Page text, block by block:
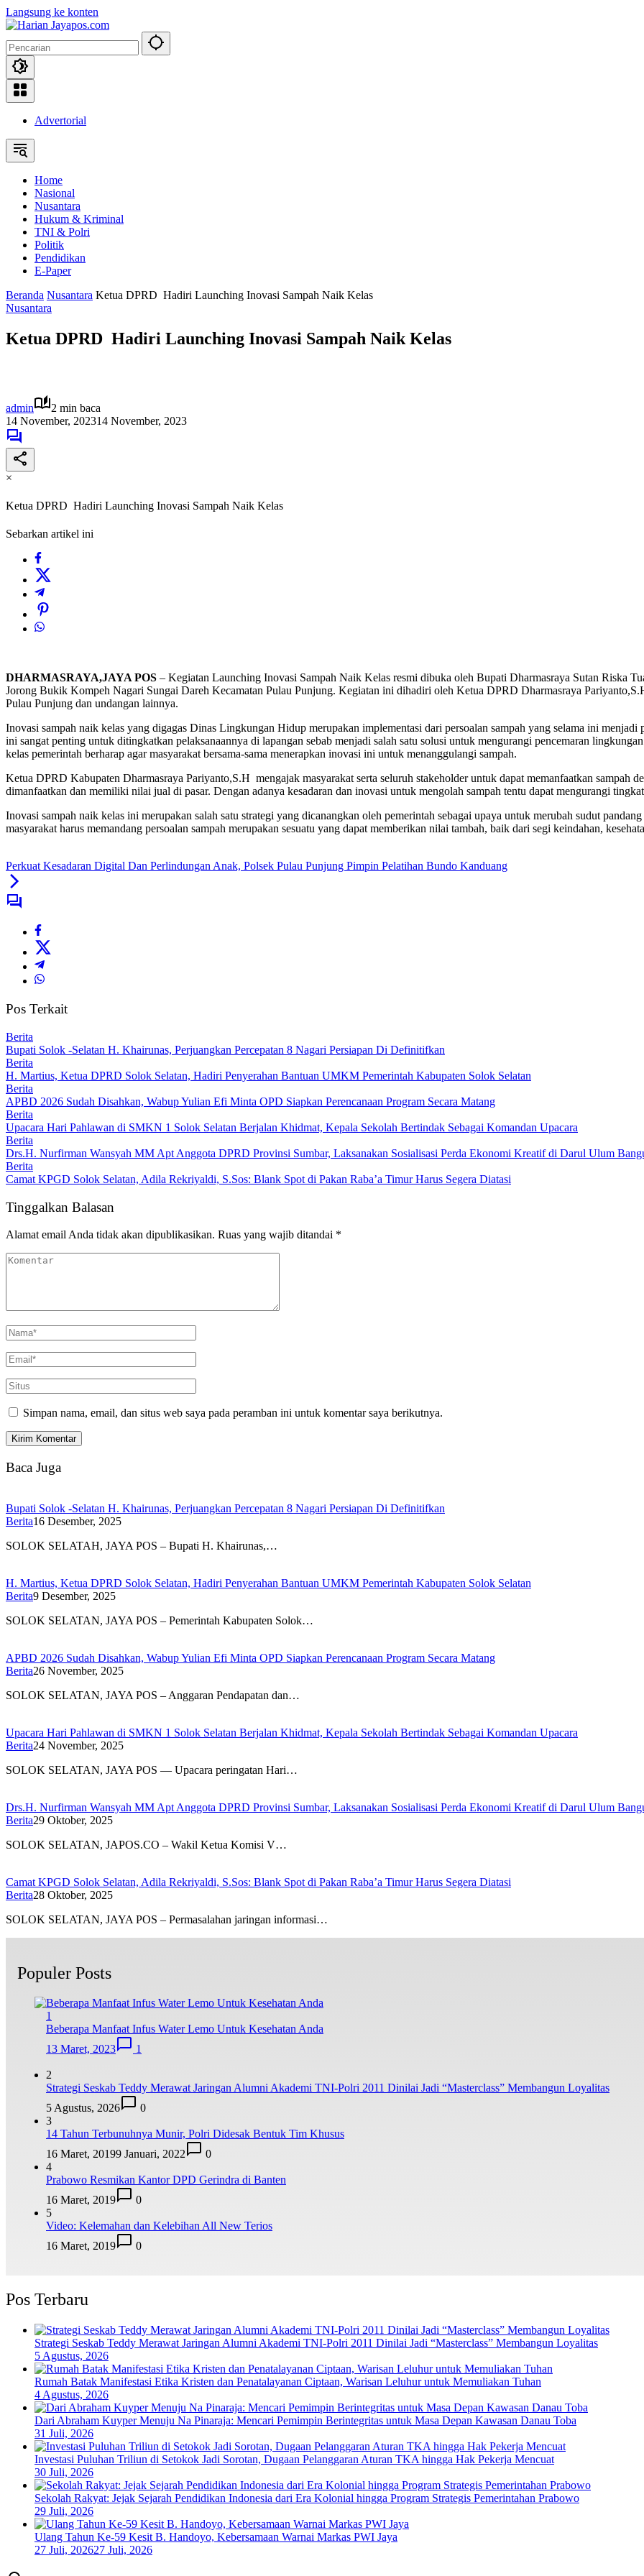
Langsung ke konten
Advertorial
Home
Nasional
Nusantara
Hukum & Kriminal
TNI & Polri
Politik
Pendidikan
E-Paper
Beranda Nusantara Ketua DPRD Hadiri Launching Inovasi Sampah Naik Kelas
Nusantara
Ketua DPRD Hadiri Launching Inovasi Sampah Naik Kelas
admin
2 min baca
14 November, 202314 November, 2023
×
Ketua DPRD Hadiri Launching Inovasi Sampah Naik Kelas
Sebarkan artikel ini
DHARMASRAYA,JAYA POS – Kegiatan Launching Inovasi Sampah Naik Kelas resmi dibuka oleh Bupati Dharmasraya Sutan Riska
Jorong Bukik Kompeh Nagari Sungai Dareh Kecamatan Pulau Punjung. Kegiatan ini dihadiri oleh Ketua DPRD Dharmasraya
Pulau Punjung dan undangan lainnya.
Inovasi sampah naik kelas yang digagas Dinas Lingkungan Hidup merupakan implementasi dari persoalan sampah yang selama ini
ini sangat penting untuk ditingkatkan pelaksanaannya di lapangan sebab menjadi salah satu solusi untuk mengurangi pencemaran
kelas pemerintah berharap agar masyarakat bersama-sama menerapkan inovasi ini untuk menanggulangi sampah.
Ketua DPRD Kabupaten Dharmasraya Pariyanto,S.H mengajak masyarakat serta seluruh stakeholder untuk dapat memanfaatkan sampah
dimanfaatkan dan memiliki nilai jual di pasar. Dengan adanya kesadaran dan inovasi untuk mengolah sampah tentu dapat mengurangi
Inovasi sampah naik kelas ini merupakan salah satu strategi yang dicanangkan oleh pemerintah sebagai upaya untuk merubah sudut
masyarakat harus memandang persoalan sampah merupakan sesuatu yang dapat memberikan nilai tambah, baik dari segi keindahan,
Perkuat Kesadaran Digital Dan Perlindungan Anak, Polsek Pulau Punjung Pimpin Pelatihan Bundo Kanduang
Pos Terkait
Berita
Bupati Solok -Selatan H. Khairunas, Perjuangkan Percepatan 8 Nagari Persiapan Di Definitifkan
Berita
H. Martius, Ketua DPRD Solok Selatan, Hadiri Penyerahan Bantuan UMKM Pemerintah Kabupaten Solok Selatan
Berita
APBD 2026 Sudah Disahkan, Wabup Yulian Efi Minta OPD Siapkan Perencanaan Program Secara Matang
Berita
Upacara Hari Pahlawan di SMKN 1 Solok Selatan Berjalan Khidmat, Kepala Sekolah Bertindak Sebagai Komandan Upacara
Berita
Drs.H. Nurfirman Wansyah MM Apt Anggota DPRD Provinsi Sumbar, Laksanakan Sosialisasi Perda Ekonomi Kreatif di Darul Ulum
Berita
Camat KPGD Solok Selatan, Adila Rekriyaldi, S.Sos: Blank Spot di Pakan Raba’a Timur Harus Segera Diatasi
Tinggalkan Balasan
Alamat email Anda tidak akan dipublikasikan. Ruas yang wajib ditandai *
Simpan nama, email, dan situs web saya pada peramban ini untuk komentar saya berikutnya.
Baca Juga
Bupati Solok -Selatan H. Khairunas, Perjuangkan Percepatan 8 Nagari Persiapan Di Definitifkan
Berita16 Desember, 2025
SOLOK SELATAH, JAYA POS – Bupati H. Khairunas,…
H. Martius, Ketua DPRD Solok Selatan, Hadiri Penyerahan Bantuan UMKM Pemerintah Kabupaten Solok Selatan
Berita9 Desember, 2025
SOLOK SELATAN, JAYA POS – Pemerintah Kabupaten Solok…
APBD 2026 Sudah Disahkan, Wabup Yulian Efi Minta OPD Siapkan Perencanaan Program Secara Matang
Berita26 November, 2025
SOLOK SELATAN, JAYA POS – Anggaran Pendapatan dan…
Upacara Hari Pahlawan di SMKN 1 Solok Selatan Berjalan Khidmat, Kepala Sekolah Bertindak Sebagai Komandan Upacara
Berita24 November, 2025
SOLOK SELATAN, JAYA POS — Upacara peringatan Hari…
Drs.H. Nurfirman Wansyah MM Apt Anggota DPRD Provinsi Sumbar, Laksanakan Sosialisasi Perda Ekonomi Kreatif di Darul Ulum
Berita29 Oktober, 2025
SOLOK SELATAN, JAPOS.CO – Wakil Ketua Komisi V…
Camat KPGD Solok Selatan, Adila Rekriyaldi, S.Sos: Blank Spot di Pakan Raba’a Timur Harus Segera Diatasi
Berita28 Oktober, 2025
SOLOK SELATAN, JAYA POS – Permasalahan jaringan informasi…
Populer Posts
1
Beberapa Manfaat Infus Water Lemo Untuk Kesehatan Anda
13 Maret, 2023
1
2
Strategi Seskab Teddy Merawat Jaringan Alumni Akademi TNI-Polri 2011 Dinilai Jadi “Masterclass” Membangun Loyalitas
5 Agustus, 2026
0
3
14 Tahun Terbunuhnya Munir, Polri Didesak Bentuk Tim Khusus
16 Maret, 20199 Januari, 2022
0
4
Prabowo Resmikan Kantor DPD Gerindra di Banten
16 Maret, 2019
0
5
Video: Kelemahan dan Kelebihan All New Terios
16 Maret, 2019
0
Pos Terbaru
Strategi Seskab Teddy Merawat Jaringan Alumni Akademi TNI-Polri 2011 Dinilai Jadi “Masterclass” Membangun Loyalitas
5 Agustus, 2026
Rumah Batak Manifestasi Etika Kristen dan Penatalayanan Ciptaan, Warisan Leluhur untuk Memuliakan Tuhan
4 Agustus, 2026
Dari Abraham Kuyper Menuju Na Pinaraja: Mencari Pemimpin Berintegritas untuk Masa Depan Kawasan Danau Toba
31 Juli, 2026
Investasi Puluhan Triliun di Setokok Jadi Sorotan, Dugaan Pelanggaran Aturan TKA hingga Hak Pekerja Mencuat
30 Juli, 2026
Sekolah Rakyat: Jejak Sejarah Pendidikan Indonesia dari Era Kolonial hingga Program Strategis Pemerintahan Prabowo
29 Juli, 2026
Ulang Tahun Ke-59 Kesit B. Handoyo, Kebersamaan Warnai Markas PWI Jaya
27 Juli, 202627 Juli, 2026